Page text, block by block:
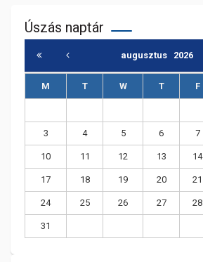
Úszás naptár
augusztus 2026
M T W T F
3 4 5 6 7
10 11 12 13 14
17 18 19 20 21
24 25 26 27 28
31